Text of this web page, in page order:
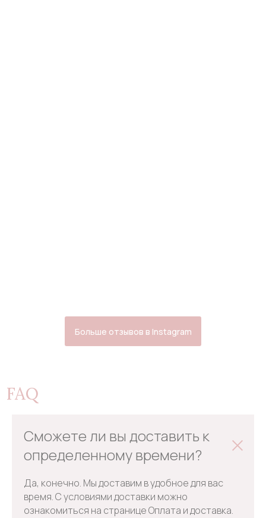
Больше отзывов в Instagram
FAQ
Сможете ли вы доставить к
определенному времени?
Да, конечно. Мы доставим в удобное для вас
время. С условиями доставки можно
ознакомиться на странице Оплата и доставка.